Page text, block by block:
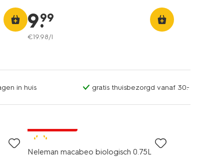
9.
99
€19.98/l
in huis gratis thuisbezorgd vanaf 30.-
8.5
Neleman macabeo biologisch 0.75L